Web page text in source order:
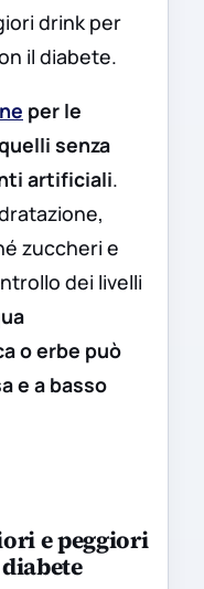
drink per
il diabete.
per le
senza
artificiali.
zuccheri e
dei livelli
o erbe può
e a basso
e peggiori